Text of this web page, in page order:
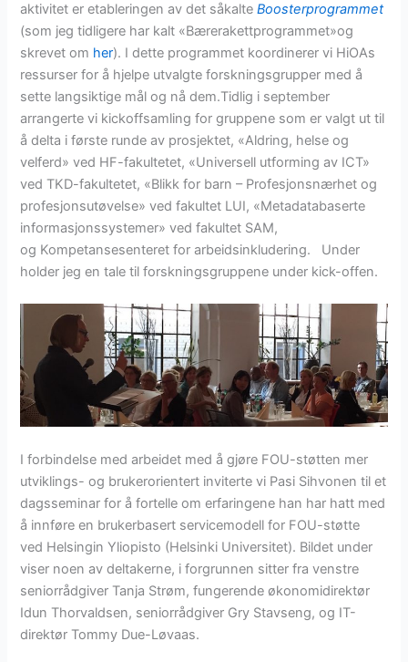
aktivitet er etableringen av det såkalteBoosterprogrammet
(som jeg tidligere har kalt «Bærerakettprogrammet»og
skrevet om her). I dette programmet koordinerer vi HiOAs
ressurser for å hjelpe utvalgte forskningsgrupper med å
sette langsiktige mål og nå dem.Tidlig i september
arrangerte vi kickoffsamling for gruppene som er valgt ut til
å delta i første runde av prosjektet, «Aldring, helse og
velferd» ved HF-fakultetet, «Universell utforming av ICT»
ved TKD-fakultetet, «Blikk for barn – Profesjonsnærhet og
profesjonsutøvelse» ved fakultet LUI, «Metadatabaserte
informasjonssystemer» ved fakultet SAM,
og Kompetansesenteret for arbeidsinkludering. Under
holder jeg en tale til forskningsgruppene under kick-offen.
I forbindelse med arbeidet med å gjøre FOU-støtten mer
utviklings- og brukerorientert inviterte vi Pasi Sihvonen til et
dagsseminar for å fortelle om erfaringene han har hatt med
å innføre en brukerbasert servicemodell for FOU-støtte
ved Helsingin Yliopisto (Helsinki Universitet). Bildet under
viser noen av deltakerne, i forgrunnen sitter fra venstre
seniorrådgiver Tanja Strøm, fungerende økonomidirektør
Idun Thorvaldsen, seniorrådgiver Gry Stavseng, og IT-
direktør Tommy Due-Løvaas.